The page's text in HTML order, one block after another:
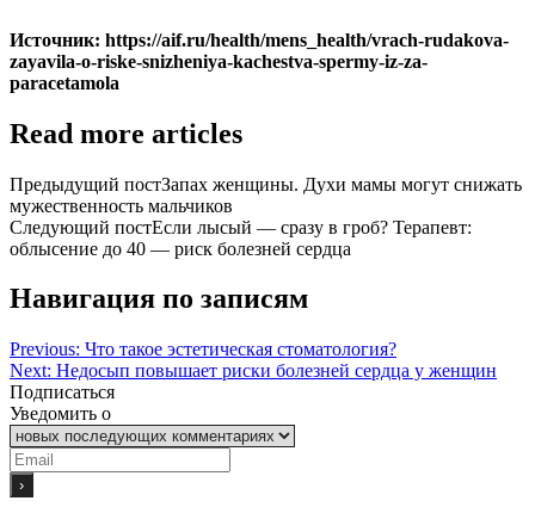
Источник: https://aif.ru/health/mens_health/vrach-rudakova-
zayavila-o-riske-snizheniya-kachestva-spermy-iz-za-
paracetamola
Read more articles
Предыдущий постЗапах женщины. Духи мамы могут снижать
мужественность мальчиков
Следующий постЕсли лысый — сразу в гроб? Терапевт:
облысение до 40 — риск болезней сердца
Навигация по записям
Previous: Что такое эстетическая стоматология?
Next: Недосып повышает риски болезней сердца у женщин
Подписаться
Уведомить о